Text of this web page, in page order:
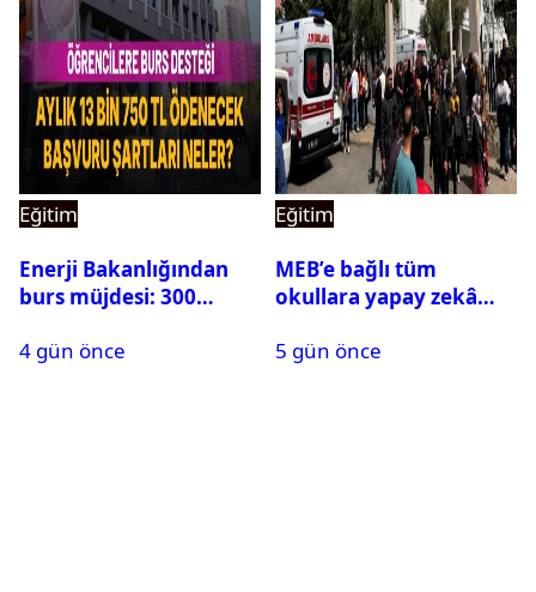
Eğitim
Enerji Bakanlığından
burs müjdesi: 300
500’e çıkarıldı
4 gün önce
Eğitim
MEB’e bağlı tüm
okullara yapay zekâ
sistemi geliyor
5 gün önce